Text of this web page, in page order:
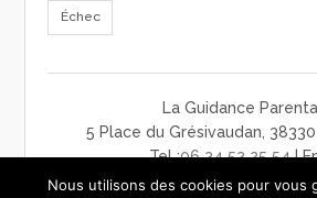
Échec
La Guidance
5 Place du Grésivaudan,
Tel :06 24 52 25 54|
Nous utilisons des cookies pour vous